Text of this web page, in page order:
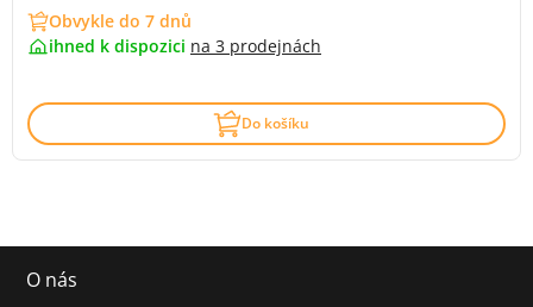
Obvykle do 7 dnů
ihned k dispozici na 3 prodejnách
Do košíku
O nás